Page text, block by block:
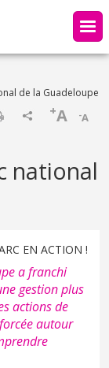
de la Guadeloupe
-A
+A
national
EN ACTION !
a franchi
gestion plus
actions de
autour